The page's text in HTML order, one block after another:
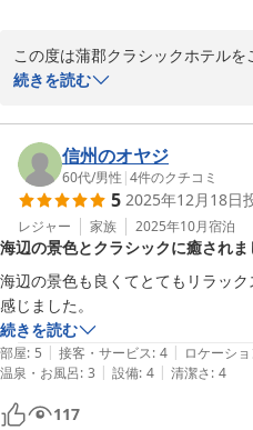
この度は蒲郡クラシックホテル
ございます。
ご滞在中、心地よくお過ごしい
ましてもご満足頂けたご様子を伺
刻々と表情を変える三河湾の景色
共にとりましても何よりでござい
次回はぜひ、よりゆったりとした
間の流れをお楽しみいただけまし
蒲郡クラシックホテル　宿泊課
蒲郡クラシックホテル
2026-01-23
続きを読む
信州のオヤジ
60代/男性 |4件のクチコミ
5 2025年12月18日
レジャー 家族 2025年10月宿泊
海辺の景色とクラシックに癒されま
海辺の景色も良くてとてもリラッ
感じました。
続きを読む
部屋: 5 | 接客・サービス: 4 | ロケーシ
温泉・お風呂: 3 | 設備: 4 | 清潔さ: 4
117